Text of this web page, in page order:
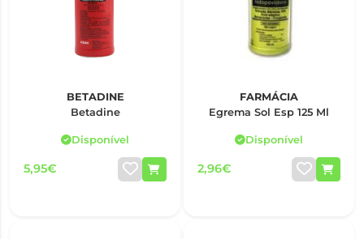
BETADINE
Betadine
Disponível
5,95€
FARMÁCIA
Egrema Sol Esp 125 Ml
Disponível
2,96€